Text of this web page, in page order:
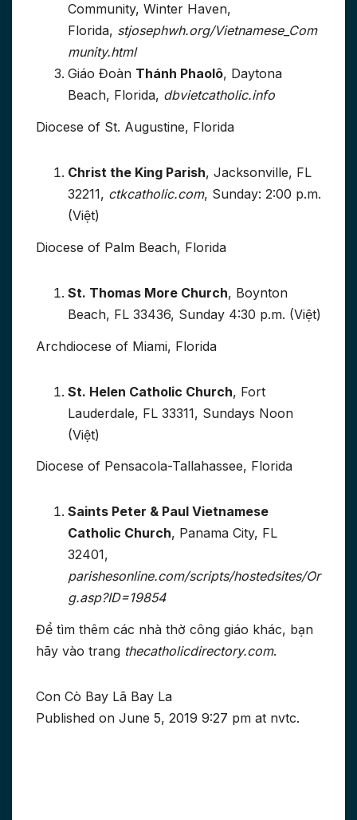
Community, Winter Haven,
Florida, stjosephwh.org/Vietnamese_Com
munity.html
Giáo Đoàn Thánh Phaolô, Daytona
Beach, Florida, dbvietcatholic.info
Diocese of St. Augustine, Florida
Christ the King Parish, Jacksonville, FL
32211, ctkcatholic.com, Sunday: 2:00 p.m.
(Việt)
Diocese of Palm Beach, Florida
St. Thomas More Church, Boynton
Beach, FL 33436, Sunday 4:30 p.m. (Việt)
Archdiocese of Miami, Florida
St. Helen Catholic Church, Fort
Lauderdale, FL 33311, Sundays Noon
(Việt)
Diocese of Pensacola-Tallahassee, Florida
Saints Peter & Paul Vietnamese
Catholic Church, Panama City, FL
32401,
parishesonline.com/scripts/hostedsites/Or
g.asp?ID=19854
Để tìm thêm các nhà thờ công giáo khác, bạn
hãy vào trang thecatholicdirectory.com.
Con Cò Bay Lã Bay La
Published on June 5, 2019 9:27 pm at nvtc.